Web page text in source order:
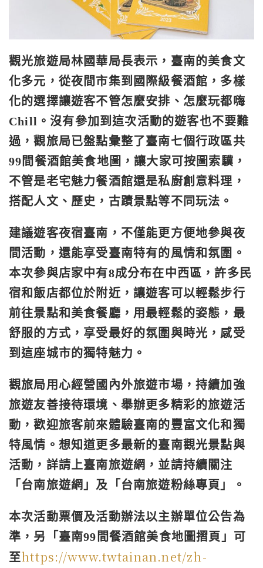
觀光旅遊局林國華局長表示，臺南的美食文
化多元，從夜間市集到國 際級餐酒館，多樣
化的選擇讓遊客不管怎麼安排、怎麼玩都嗨
Chill。沒有參加到這次活動的遊客也不要難
過，觀旅局已盤點彙整了臺南七個行政區共
99間餐酒館美食地圖，讓大家可按圖索驥，
不管是老宅魅力餐酒館還是私廚創意料理，
搭配人文、歷史， 古蹟景點等不同玩法。
建議遊客夜宿臺南，不僅能更方便地參與夜
間 活動，還能享受臺南特有的風情和氛圍。
本次參與店家中有8成分布在中西區，許多民
宿和飯店都位於附近，讓遊客可以輕鬆步行
前往景點和美食餐廳，用最輕鬆的姿態，最
舒服的方式， 享受最好的氛圍與時光，感受
到這座城市的獨特魅力。
觀旅局用心經營國內外旅遊市場，持續加強
旅遊友善接待環境、舉辦更多精彩的旅遊活
動，歡迎旅客前來體驗臺南的豐富文化和獨
特風情 。想知道更多最新的臺南觀光景點與
活動，詳請上臺南旅遊網，並請持續關注
「台南旅遊網」及「台南旅遊粉絲專頁」。
本次活動票價及活動辦法以主辦單位公告為
準，另「臺南99間餐酒館美食地圖摺頁 」可
至https://www.twtainan.net/zh-